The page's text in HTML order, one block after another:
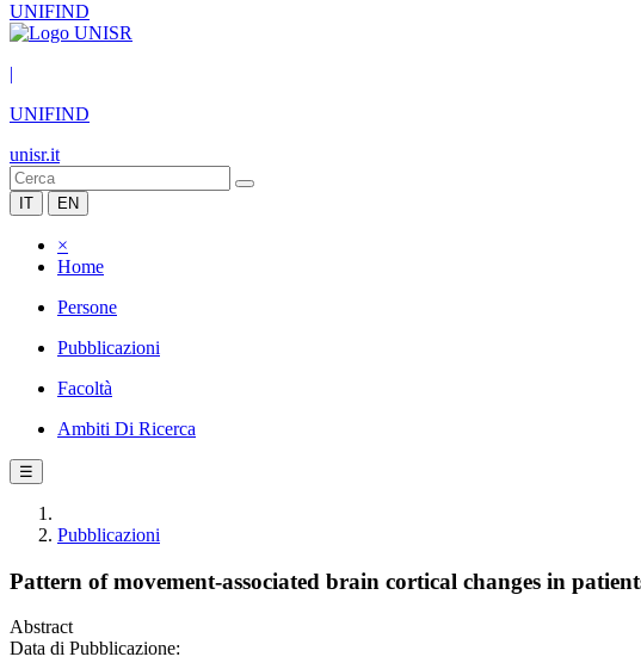
UNIFIND
|
UNIFIND
unisr.it
IT EN
×
Home
Persone
Pubblicazioni
Facoltà
Ambiti Di Ricerca
☰
Pubblicazioni
Pattern of movement-associated brain cortical changes in
Abstract
Data di Pubblicazione: